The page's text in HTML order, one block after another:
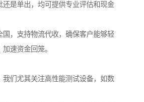
还是单出，均可提供专业评估和现金
国，支持物流代收，确保客户能够轻
速资金回笼。
我们尤其关注高性能测试设备，如数